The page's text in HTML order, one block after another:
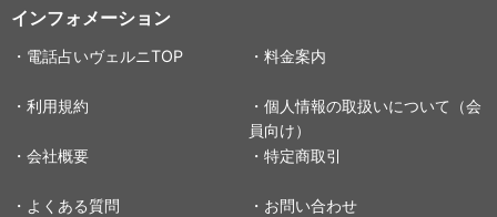
インフォメーション
・電話占いヴェルニTOP ・料金案内
・利用規約
・個人情報の取扱いについて（会
員向け）
・会社概要
・特定商取引
・よくある質問 ・お問い合わせ